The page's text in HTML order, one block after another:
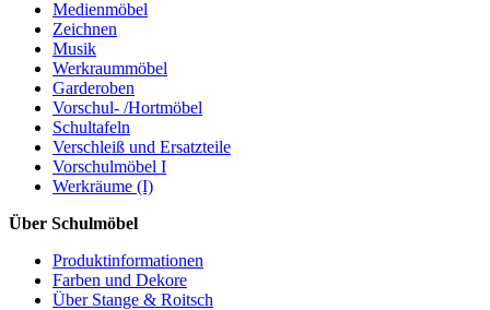
Medienmöbel
Zeichnen
Musik
Werkraummöbel
Garderoben
Vorschul- /Hortmöbel
Schultafeln
Verschleiß und Ersatzteile
Vorschulmöbel I
Werkräume (I)
Über Schulmöbel
Produktinformationen
Farben und Dekore
Über Stange & Roitsch